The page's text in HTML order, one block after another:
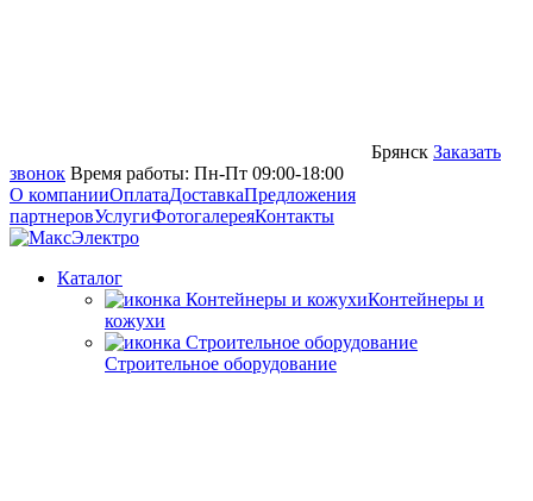
Брянск Заказать
звонок Время работы: Пн-Пт 09:00-18:00
О компанииОплатаДоставкаПредложения
партнеровУслугиФотогалереяКонтакты
Каталог
Контейнеры и
кожухи
Строительное оборудование